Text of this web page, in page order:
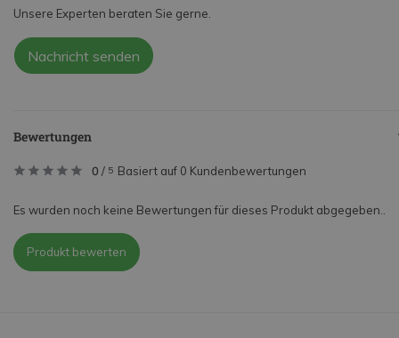
Unsere Experten beraten Sie gerne.
Nachricht senden
Bewertungen
0 / 5 Basiert auf 0 Kundenbewertungen
Es wurden noch keine Bewertungen für dieses Produkt abgegeben..
Produkt bewerten